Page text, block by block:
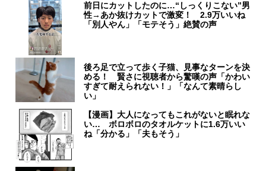
前日にカットしたのに…“しっくりこない”男
性→あか抜けカットで激変！ 2.9万いいね
「別人やん」「モテそう」絶賛の声
後ろ足で立って歩く子猫、見事なターンを決
める！ 賢さに視聴者から驚嘆の声「かわい
すぎて耐えられない！」「なんて素晴らし
い」
【漫画】大人になってもこれがないと眠れな
い… ボロボロのタオルケットに1.6万いい
ね「分かる」「夫もそう」